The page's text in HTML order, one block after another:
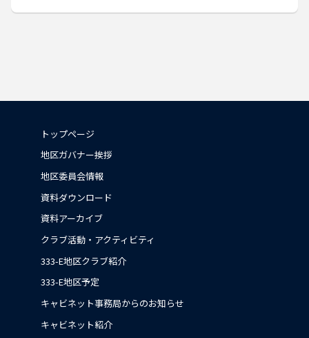
トップページ
地区ガバナー挨拶
地区委員会情報
資料ダウンロード
資料アーカイブ
クラブ活動・アクティビティ
333-E地区クラブ紹介
333-E地区予定
キャビネット事務局からのお知らせ
キャビネット紹介